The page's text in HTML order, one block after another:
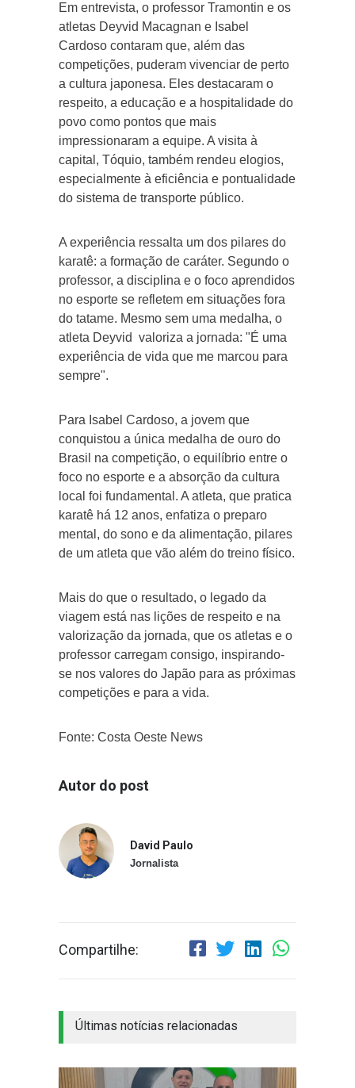
Em entrevista, o professor Tramontin e os
atletas Deyvid Macagnan e Isabel
Cardoso contaram que, além das
competições, puderam vivenciar de perto
a cultura japonesa. Eles destacaram o
respeito, a educação e a hospitalidade do
povo como pontos que mais
impressionaram a equipe. A visita à
capital, Tóquio, também rendeu elogios,
especialmente à eficiência e pontualidade
do sistema de transporte público.
A experiência ressalta um dos pilares do
karatê: a formação de caráter. Segundo o
professor, a disciplina e o foco aprendidos
no esporte se refletem em situações fora
do tatame. Mesmo sem uma medalha, o
atleta Deyvid valoriza a jornada: "É uma
experiência de vida que me marcou para
sempre".
Para Isabel Cardoso, a jovem que
conquistou a única medalha de ouro do
Brasil na competição, o equilíbrio entre o
foco no esporte e a absorção da cultura
local foi fundamental. A atleta, que pratica
karatê há 12 anos, enfatiza o preparo
mental, do sono e da alimentação, pilares
de um atleta que vão além do treino físico.
Mais do que o resultado, o legado da
viagem está nas lições de respeito e na
valorização da jornada, que os atletas e o
professor carregam consigo, inspirando-
se nos valores do Japão para as próximas
competições e para a vida.
Fonte: Costa Oeste News
Autor do post
David Paulo
Jornalista
Compartilhe:
Últimas notícias relacionadas